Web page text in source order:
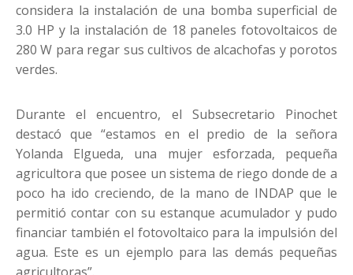
considera la instalación de una bomba superficial de
3.0 HP y la instalación de 18 paneles fotovoltaicos de
280 W para regar sus cultivos de alcachofas y porotos
verdes.
Durante el encuentro, el Subsecretario Pinochet
destacó que “estamos en el predio de la señora
Yolanda Elgueda, una mujer esforzada, pequeña
agricultora que posee un sistema de riego donde de a
poco ha ido creciendo, de la mano de INDAP que le
permitió contar con su estanque acumulador y pudo
financiar también el fotovoltaico para la impulsión del
agua. Este es un ejemplo para las demás pequeñas